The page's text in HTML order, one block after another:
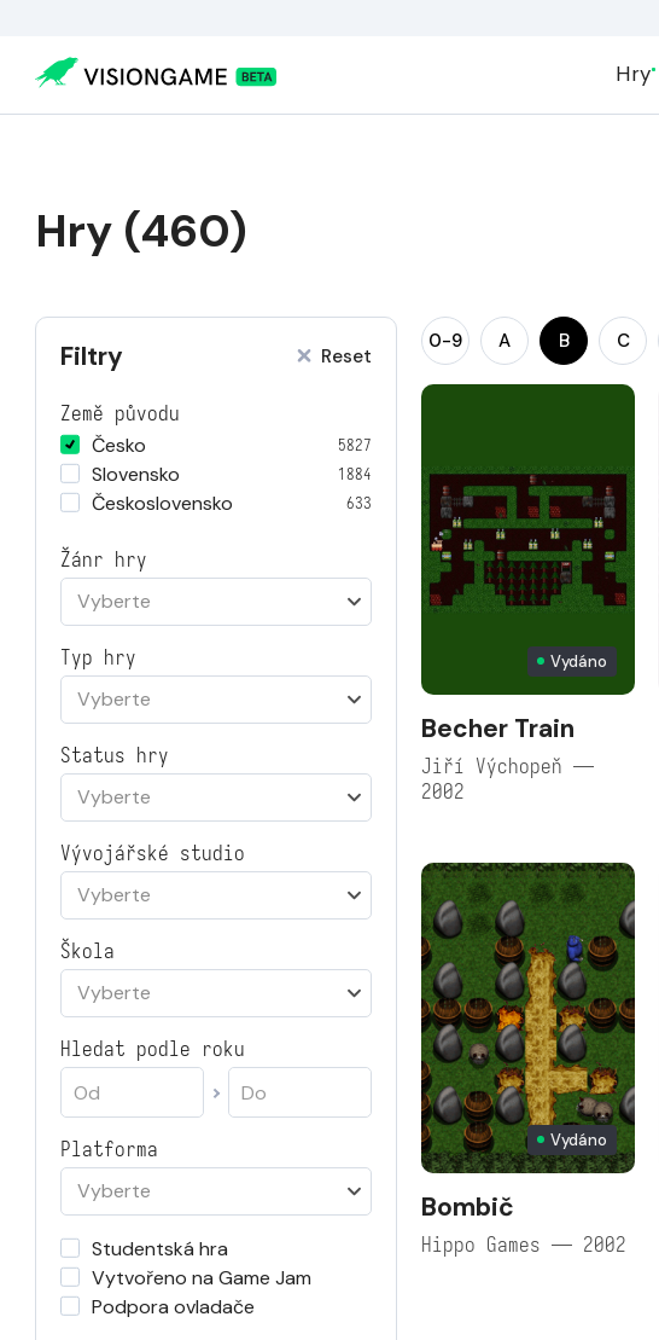
Hry
Hry (460)
Filtry Reset
Země původu
Česko
5827
Slovensko 1884
Československo 633
Žánr hry
Vyberte
Typ hry
Vyberte
Status hry
Vyberte
Vývojářské studio
Vyberte
Škola
Vyberte
Hledat podle roku
Platforma
Vyberte
Studentská hra
Vytvořeno na Game Jam
Podpora ovladače
0-9 A B C
Vydáno
Becher Train
Jiří Výchopeň —
2002
Vydáno
Bombič
Hippo Games — 2002